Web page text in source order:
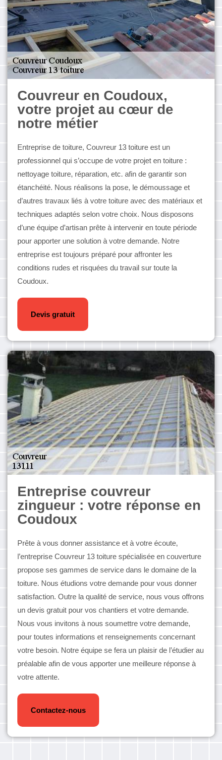
Couvreur en Coudoux,
votre projet au cœur de
notre métier
Entreprise de toiture, Couvreur 13 toiture est un
professionnel qui s’occupe de votre projet en toiture :
nettoyage toiture, réparation, etc. afin de garantir son
étanchéité. Nous réalisons la pose, le démoussage et
d’autres travaux liés à votre toiture avec des matériaux et
techniques adaptés selon votre choix. Nous disposons
d’une équipe d’artisan prête à intervenir en toute période
pour apporter une solution à votre demande. Notre
entreprise est toujours préparé pour affronter les
conditions rudes et risquées du travail sur toute la
Coudoux.
Devis gratuit
Entreprise couvreur
zingueur : votre réponse en
Coudoux
Prête à vous donner assistance et à votre écoute,
l’entreprise Couvreur 13 toiture spécialisée en couverture
propose ses gammes de service dans le domaine de la
toiture. Nous étudions votre demande pour vous donner
satisfaction. Outre la qualité de service, nous vous offrons
un devis gratuit pour vos chantiers et votre demande.
Nous vous invitons à nous soumettre votre demande,
pour toutes informations et renseignements concernant
votre besoin. Notre équipe se fera un plaisir de l’étudier au
préalable afin de vous apporter une meilleure réponse à
votre attente.
Contactez-nous